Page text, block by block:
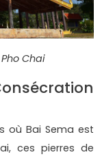
Chai
où Bai Sema est
ces pierres de